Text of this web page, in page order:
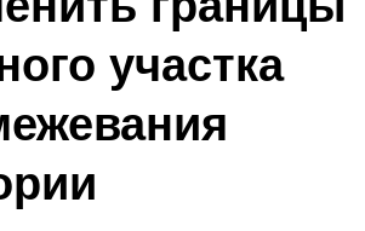
участка